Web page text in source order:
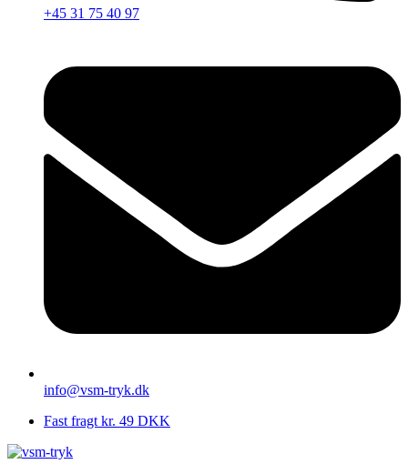
+45 31 75 40 97
info@vsm-tryk.dk
Fast fragt kr. 49 DKK